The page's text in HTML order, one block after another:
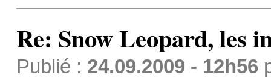
Re: Snow Leopard, les
Publié : 24.09.2009 - 12h56